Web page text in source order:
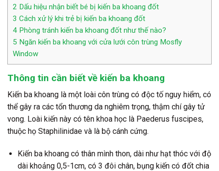
2 Dấu hiệu nhận biết bé bị kiến ba khoang đốt
3 Cách xử lý khi trẻ bị kiến ba khoang đốt
4 Phòng tránh kiến ba khoang đốt như thế nào?
5 Ngăn kiến ba khoang với cửa lưới côn trùng Mosfly
Window
Thông tin cần biết về kiến ba khoang
Kiến ba khoang là một loài côn trùng có độc tố nguy hiểm, có
thể gây ra các tổn thương da nghiêm trọng, thậm chí gây tử
vong. Loài kiến này có tên khoa học là Paederus fuscipes,
thuộc họ Staphilinidae và là bộ cánh cứng.
Kiến ba khoang có thân mình thon, dài như hạt thóc với độ
dài khoảng 0,5-1cm, có 3 đôi chân, bụng kiến có đốt chia